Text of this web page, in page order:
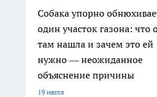
Собака упорно
один участок газона: что
там нашла и зачем это ей
нужно — неожиданное
объяснение причины
19 июля